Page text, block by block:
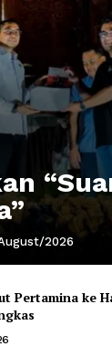
2026
Pertamina ke